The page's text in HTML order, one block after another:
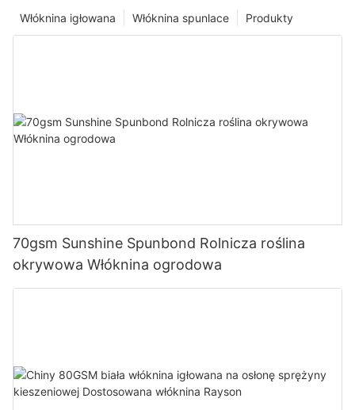
Produkty
Włóknina spunlace
Włóknina igłowana
70gsm Sunshine Spunbond Rolnicza roślina
okrywowa Włóknina ogrodowa